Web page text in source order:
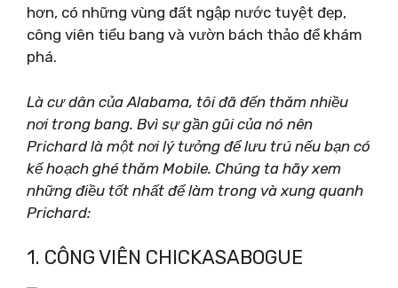
hơn, có những vùng đất ngập nước tuyệt đẹp,
công viên tiểu bang và vườn bách thảo để khám
phá.
Là cư dân của Alabama, tôi đã đến thăm nhiều
nơi trong bang. Bvì sự gần gũi của nó nên
Prichard là một nơi lý tưởng để lưu trú nếu bạn có
kế hoạch ghé thăm Mobile. Chúng ta hãy xem
những điều tốt nhất để làm trong và xung quanh
Prichard:
1. CÔNG VIÊN CHICKASABOGUE